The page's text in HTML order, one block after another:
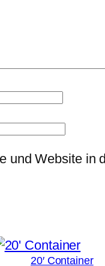
und Website in
20′ Container